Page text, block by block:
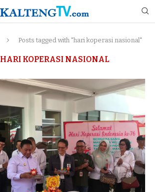
Posts tagged with "hari koperasi nasional"
HARI KOPERASI NASIONAL